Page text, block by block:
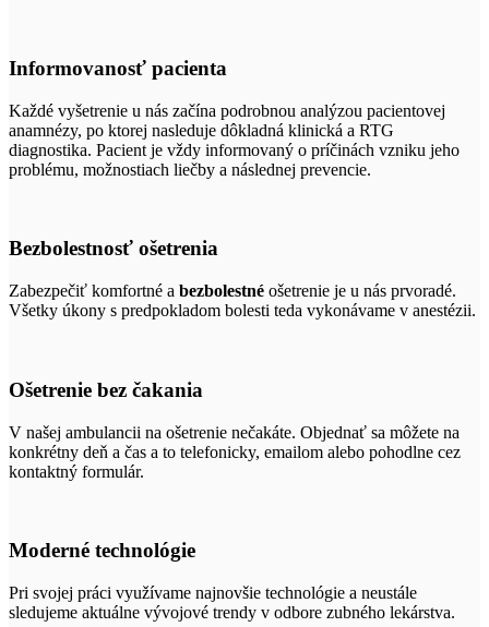
Informovanosť pacienta
Každé vyšetrenie u nás začína podrobnou analýzou pacientovej
anamnézy, po ktorej nasleduje dôkladná klinická a RTG
diagnostika. Pacient je vždy informovaný o príčinách vzniku jeho
problému, možnostiach liečby a následnej prevencie.
Bezbolestnosť ošetrenia
Zabezpečiť komfortné a bezbolestné ošetrenie je u nás prvoradé.
Všetky úkony s predpokladom bolesti teda vykonávame v anestézii.
Ošetrenie bez čakania
V našej ambulancii na ošetrenie nečakáte. Objednať sa môžete na
konkrétny deň a čas a to telefonicky, emailom alebo pohodlne cez
kontaktný formulár.
Moderné technológie
Pri svojej práci využívame najnovšie technológie a neustále
sledujeme aktuálne vývojové trendy v odbore zubného lekárstva.